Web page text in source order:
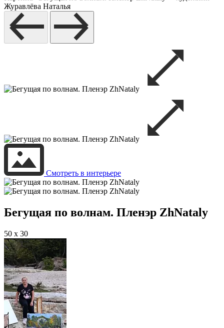
Журавлёва Наталья
Смотреть в интерьере
Бегущая по волнам. Пленэр ZhNataly
50 x 30